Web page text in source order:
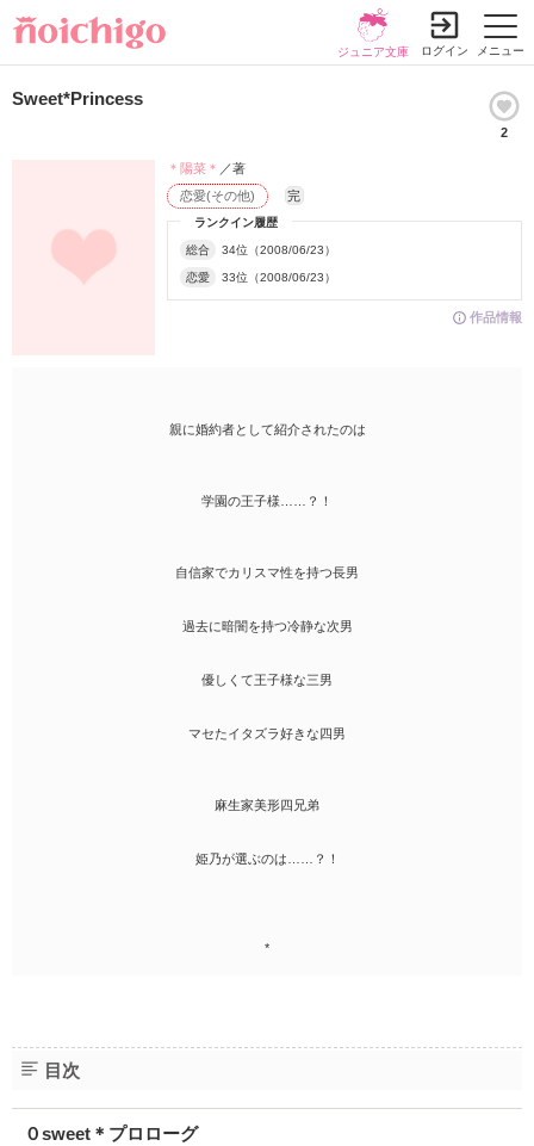
メニュー
ジュニア文庫 ログイン
Sweet*Princess
2
作品情報
ランクイン履歴
総合 34位（2008/06/23）
恋愛 33位（2008/06/23）
恋愛(その他) 完
＊陽菜＊ ／著
親に婚約者として紹介されたのは
学園の王子様……？！
自信家でカリスマ性を持つ長男
過去に暗闇を持つ冷静な次男
優しくて王子様な三男
マセたイタズラ好きな四男
麻生家美形四兄弟
姫乃が選ぶのは……？！
*
目次
０sweet＊プロローグ